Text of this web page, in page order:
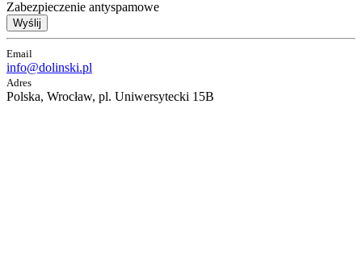
Zabezpieczenie antyspamowe
Wyślij
Email
info@dolinski.pl
Adres
Polska, Wrocław, pl. Uniwersytecki 15B